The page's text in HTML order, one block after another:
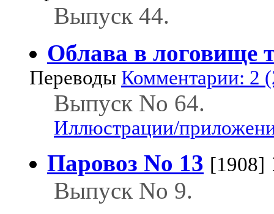
Выпуск 44.
Облава в логовище
Переводы Комментарии: 2
Выпуск No 64.
Иллюстрации/
Паровоз No 13 [1908]
Выпуск No 9.